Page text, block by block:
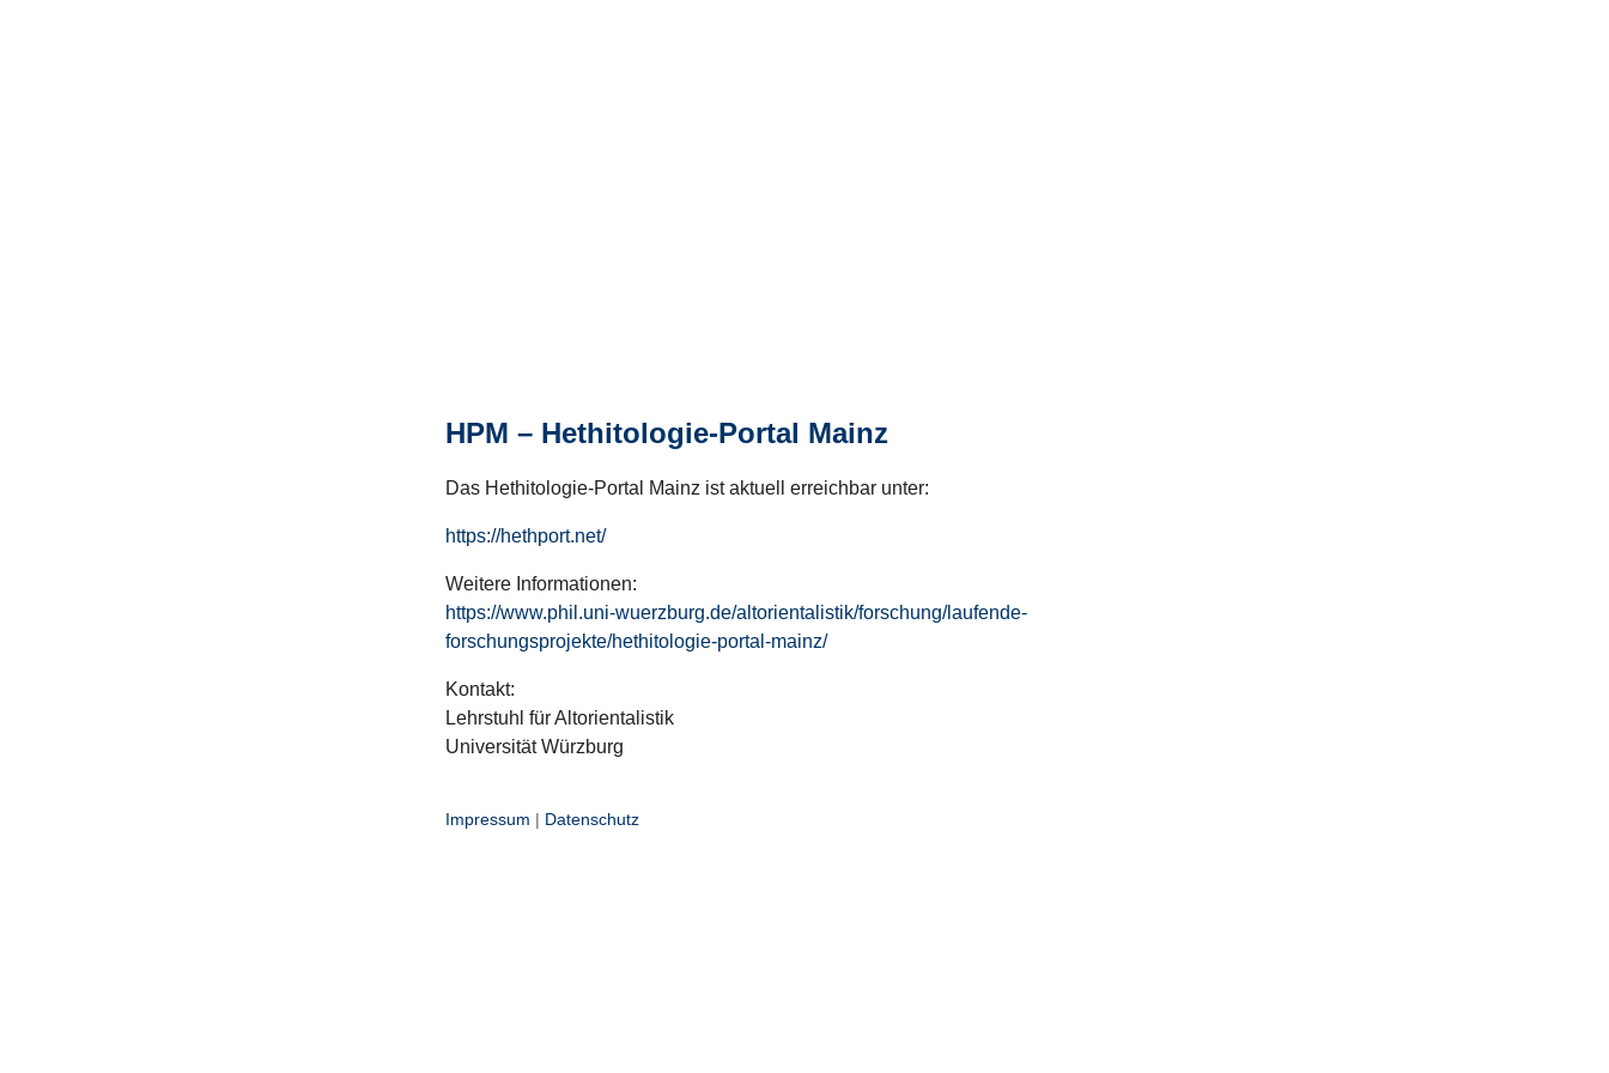
HPM – Hethitologie-Portal Mainz
Das Hethitologie-Portal Mainz ist aktuell erreichbar unter:
https://hethport.net/
Weitere Informationen:
https://www.phil.uni-wuerzburg.de/altorientalistik/forschung/laufende-
forschungsprojekte/hethitologie-portal-mainz/
Kontakt:
Lehrstuhl für Altorientalistik
Universität Würzburg
Impressum | Datenschutz